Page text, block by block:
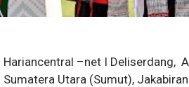
Hariancentral –net I Deliserdang,
Sumatera Utara (Sumut),